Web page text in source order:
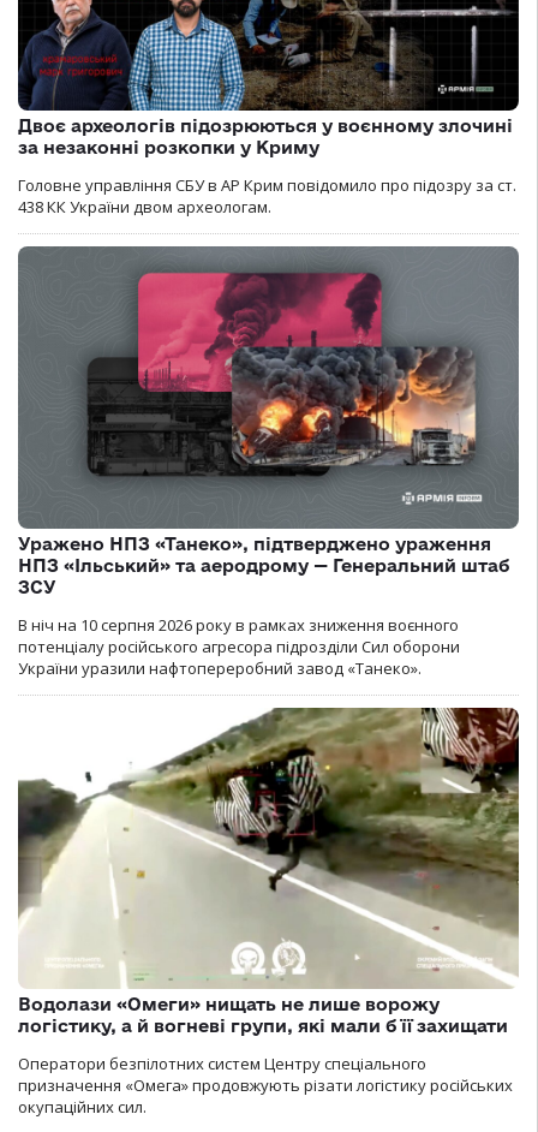
Двоє археологів підозрюються у воєнному злочині
за незаконні розкопки у Криму
Головне управління СБУ в АР Крим повідомило про підозру за ст.
438 КК України двом археологам.
Уражено НПЗ «Танеко», підтверджено ураження
НПЗ «Ільський» та аеродрому — Генеральний штаб
ЗСУ
В ніч на 10 серпня 2026 року в рамках зниження воєнного
потенціалу російського агресора підрозділи Сил оборони
України уразили нафтопереробний завод «Танеко».
Водолази «Омеги» нищать не лише ворожу
логістику, а й вогневі групи, які мали б її захищати
Оператори безпілотних систем Центру спеціального
призначення «Омега» продовжують різати логістику російських
окупаційних сил.